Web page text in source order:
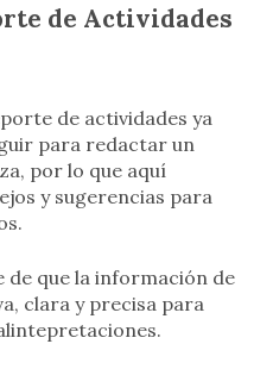
de Actividades
de actividades ya
para redactar un
por lo que aquí
y sugerencias para
de que la información de
clara y precisa para